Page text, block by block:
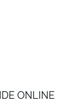
ONLINE